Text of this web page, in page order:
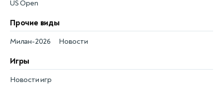
US Open
Прочие виды
Новости
Милан-2026
Игры
Новости игр